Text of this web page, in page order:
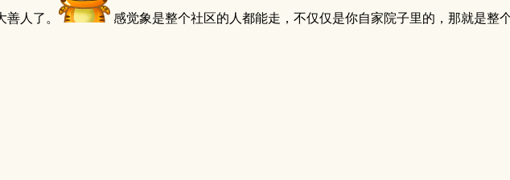
人了。
感觉象是整个社区的人都能走，不仅仅是你自家院子里的，那就是整